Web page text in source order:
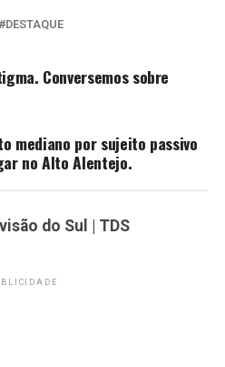
DESTAQUE
Conversemos sobre
mediano por sujeito passivo
no Alto Alentejo.
do Sul | TDS